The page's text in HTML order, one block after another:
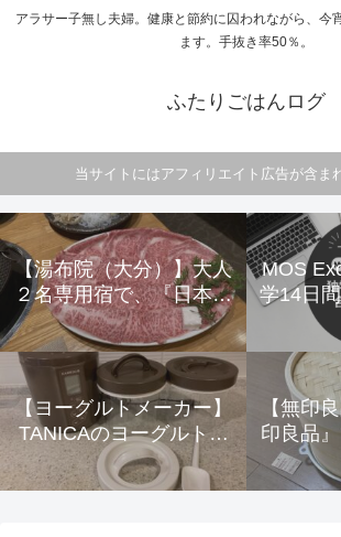
アラサー子無し夫婦。健康と節約に囚われながら、今
ます。手抜き率50％。
ふたりごはんログ
当サイトにはアフィリエイト広告が含ま
【湯布院（大分）】大人
２名専用宿で、『日本一
美味しいすき焼き』と露
天風呂付平屋離れで大満
足！ ～由布の彩 ＹＡ
ＤＯＹＡ おおはし～
【レビュー】
MOS
学14日
【ヨーグルトメーカー】
TANICAのヨーグルトメ
ーカー『KAMOSICO(カ
モシコ)』 を購入して6か
【無印
印良品
ろ紹介
法、実